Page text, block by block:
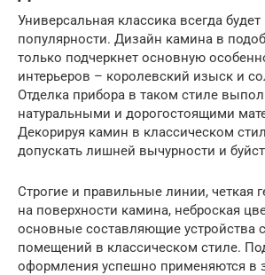
Универсальная классика всегда
популярности. Дизайн камина в
только подчеркнет основную
интерьеров – королевский изыск и
Отделка прибора в таком стиле
натуральными и дорогостоящими
Декорируя камин в классическом
допускать лишней вычурности и
Строгие и правильные линии, четкая
на поверхности камина, неброская
основные составляющие устройства
помещений в классическом стиле.
оформления успешно применяются в